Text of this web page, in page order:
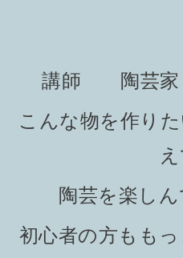
講師 陶芸家
こんな物を作り
陶芸を楽し
初心者の方もも